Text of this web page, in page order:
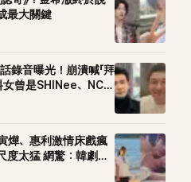
最大關鍵
錄音曝光！崩潰喊「拜
女曾是SHINee、NCT
燁、惠利激情床戲瘋
度太猛 網驚：韓劇太